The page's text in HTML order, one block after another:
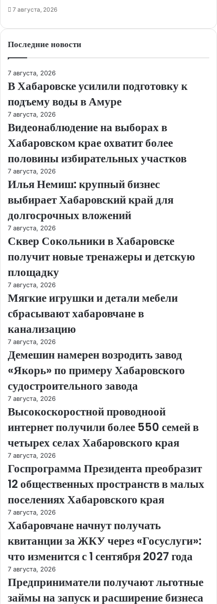
7 августа, 2026
Последние новости
7 августа, 2026
В Хабаровске усилили подготовку к
подъему воды в Амуре
7 августа, 2026
Видеонаблюдение на выборах в
Хабаровском крае охватит более
половины избирательных участков
7 августа, 2026
Илья Немиш: крупный бизнес
выбирает Хабаровский край для
долгосрочных вложений
7 августа, 2026
Сквер Сокольники в Хабаровске
получит новые тренажеры и детскую
площадку
7 августа, 2026
Мягкие игрушки и детали мебели
сбрасывают хабаровчане в
канализацию
7 августа, 2026
Демешин намерен возродить завод
«Якорь» по примеру Хабаровского
судостроительного завода
7 августа, 2026
Высокоскоростной проводноой
интернет получили более 550 семей в
четырех селах Хабаровского края
7 августа, 2026
Госпрограмма Президента преобразит
12 общественных пространств в малых
поселениях Хабаровского края
7 августа, 2026
Хабаровчане начнут получать
квитанции за ЖКУ через «Госуслуги»:
что изменится с 1 сентября 2027 года
7 августа, 2026
Предприниматели получают льготные
займы на запуск и расширение бизнеса